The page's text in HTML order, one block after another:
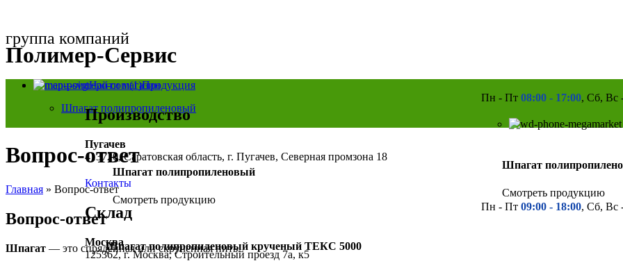
группа компаний
Полимер-Сервис
Найти магазин
Производство
Пугачев
413720, Саратовская область, г. Пугачев, Северная промзона 18
Контакты
Пн - Пт 08:00 - 17:00, Сб, Вс
Склад
Москва
125362, г. Москва, Строительный проезд 7а, к5
Пн - Пт 09:00 - 18:00, Сб, Вс
Продукция
Шпагат полипропиленовый
Шпагат полипропиленовый
Смотреть продукцию
Шпагат полипропиленовый крученый ТЕКС 5000
Шпагат
Смотреть продукцию
Вопрос-ответ
Главная » Вопрос-ответ
Вопрос-ответ
Шпагат — это спряденная или скрученная нить.